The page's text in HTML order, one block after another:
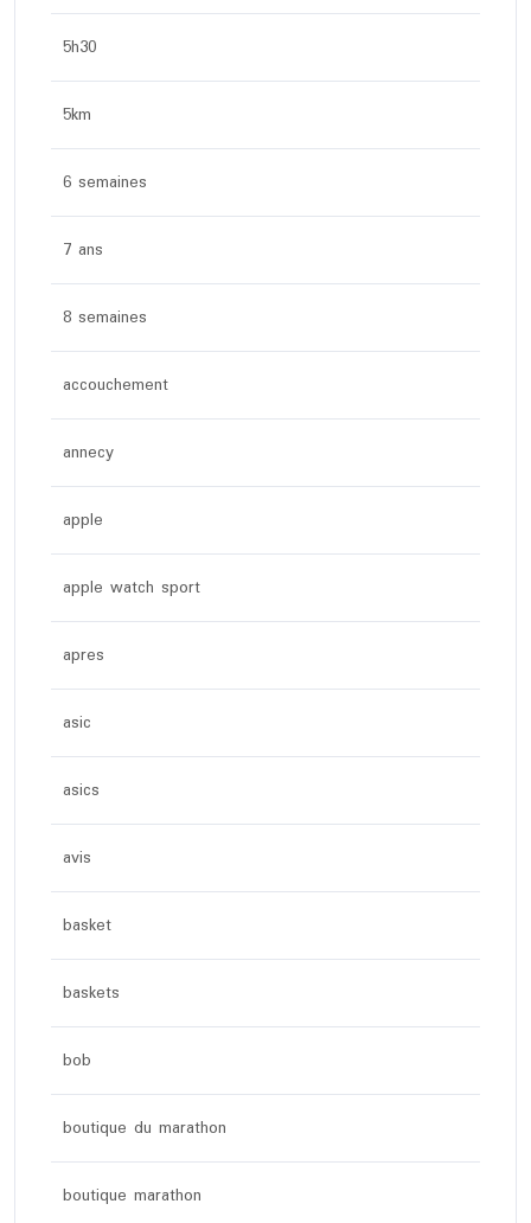
5h30
5km
6 semaines
7 ans
8 semaines
accouchement
annecy
apple
apple watch sport
apres
asic
asics
avis
basket
baskets
bob
boutique du marathon
boutique marathon